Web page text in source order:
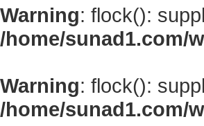
Warning: flock():
/home/sunad1.com/
Warning: flock():
/home/sunad1.com/